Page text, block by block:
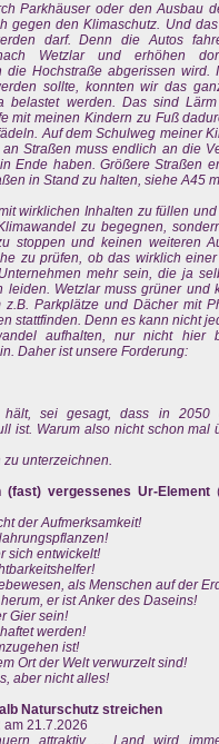
Parkhäuser oder den Ausbau
gegen den Klimaschutz. Und
darf. Denn die Autos
Wetzlar und erhöhen
die Hochstraße abgerissen wird.
sollte, konnten wir das
belastet werden. Das sind
mit meinen Kindern zu Fuß
Auf dem Schulweg meiner
Straßen muss endlich an die
Ende haben. Größere Straßen
in Stand zu halten, siehe A45
wirklichen Inhalten zu füllen
zu begegnen,
stoppen und keinen weiteren
zu prüfen, ob das wirklich
mehr sein, die ja
Wetzlar muss grüner und
Parkplätze und Dächer mit
stattfinden. Denn es kann nicht
aufhalten, nur nicht hier
Daher ist unsere Forderung:
hält, sei gesagt, dass in
ist. Warum also nicht schon mal
unterzeichnen.
vergessenes Ur-Element
der Aufmerksamkeit!
sich entwickelt!
als Menschen auf der
er ist Anker des Daseins!
Gier sein!
werden!
ist!
Ort der Welt verwurzelt sind!
aber nicht alles!
Naturschutz streichen
am 21.7.2026